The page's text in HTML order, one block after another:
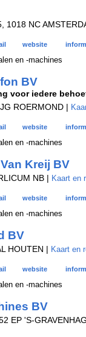
1018 NC
website
en -machines
BV
voor iedere
ROERMOND |
website
en -machines
Kreij BV
NB | Kaart en
website
en -machines
BV
HOUTEN | Kaart en
website
en -machines
BV
EP 'S-